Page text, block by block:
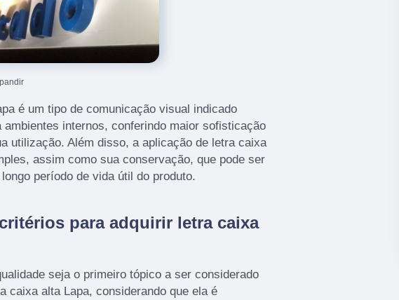
é um tipo de comunicação visual indicado
ambientes internos, conferindo maior sofisticação
utilização. Além disso, a aplicação de letra caixa
assim como sua conservação, que pode ser
período de vida útil do produto.
para adquirir letra caixa
seja o primeiro tópico a ser considerado
caixa alta Lapa, considerando que ela é